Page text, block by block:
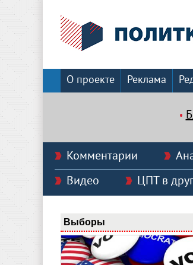
О проекте Реклама
Комментарии
Видео
ЦПТ в
Выборы